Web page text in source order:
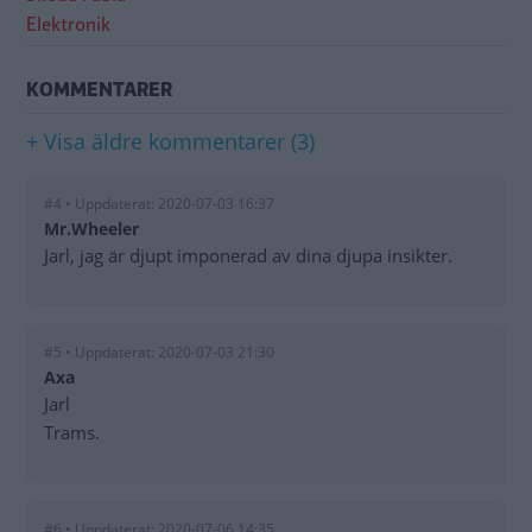
Elektronik
KOMMENTARER
+ Visa äldre kommentarer (3)
#4 • Uppdaterat: 2020-07-03 16:37
Mr.Wheeler
Jarl, jag är djupt imponerad av dina djupa insikter.
#5 • Uppdaterat: 2020-07-03 21:30
Axa
Jarl
Trams.